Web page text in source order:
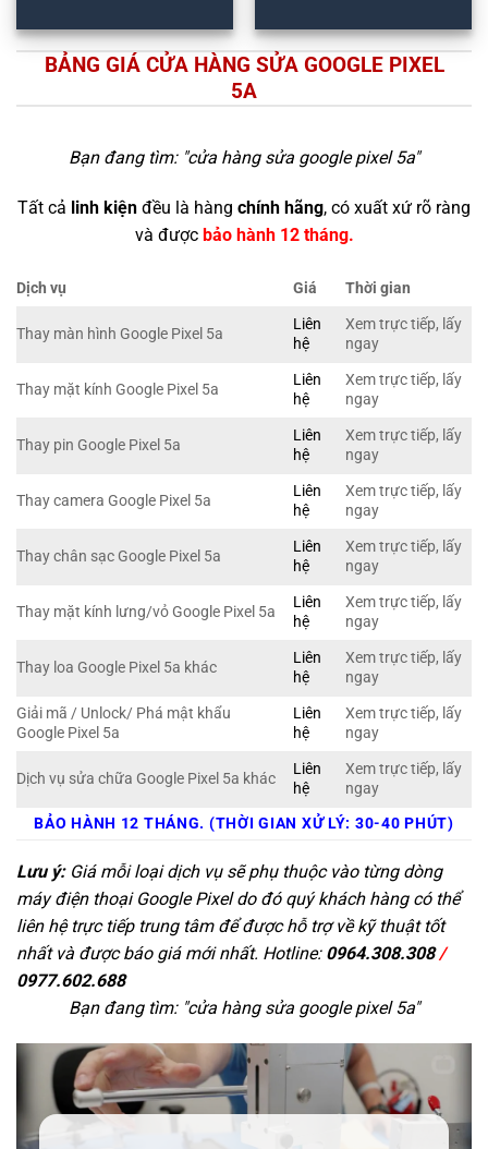
BẢNG GIÁ CỬA HÀNG SỬA GOOGLE PIXEL
5A
Bạn đang tìm: "cửa hàng sửa google pixel 5a"
Tất cả linh kiện đều là hàng chính hãng, có xuất xứ rõ ràng
và được bảo hành 12 tháng.
Dịch vụ Giá Thời gian
Thay màn hình Google Pixel 5a
Liên
hệ
Xem trực tiếp, lấy
ngay
Thay mặt kính Google Pixel 5a
Liên
hệ
Xem trực tiếp, lấy
ngay
Thay pin Google Pixel 5a
Liên
hệ
Xem trực tiếp, lấy
ngay
Thay camera Google Pixel 5a
Liên
hệ
Xem trực tiếp, lấy
ngay
Thay chân sạc Google Pixel 5a
Liên
hệ
Xem trực tiếp, lấy
ngay
Thay mặt kính lưng/vỏ Google Pixel 5a
Liên
hệ
Xem trực tiếp, lấy
ngay
Thay loa Google Pixel 5a khác
Liên
hệ
Xem trực tiếp, lấy
ngay
Giải mã / Unlock/ Phá mật khẩu
Google Pixel 5a
Liên
hệ
Xem trực tiếp, lấy
ngay
Dịch vụ sửa chữa Google Pixel 5a khác
Liên
hệ
Xem trực tiếp, lấy
ngay
BẢO HÀNH 12 THÁNG. (THỜI GIAN XỬ LÝ: 30-40 PHÚT)
Lưu ý:Giá mỗi loại dịch vụ sẽ phụ thuộc vào từng dòng
máy điện thoại Google Pixel do đó quý khách hàng có thể
liên hệ trực tiếp trung tâm để được hỗ trợ về kỹ thuật tốt
nhất và được báo giá mới nhất. Hotline: 0964.308.308/
0977.602.688
Bạn đang tìm: "cửa hàng sửa google pixel 5a"